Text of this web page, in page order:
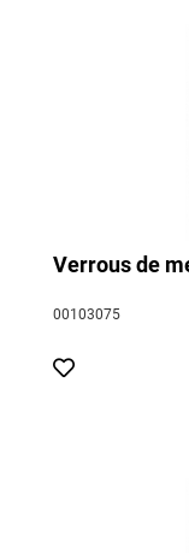
Verrous de
00103075